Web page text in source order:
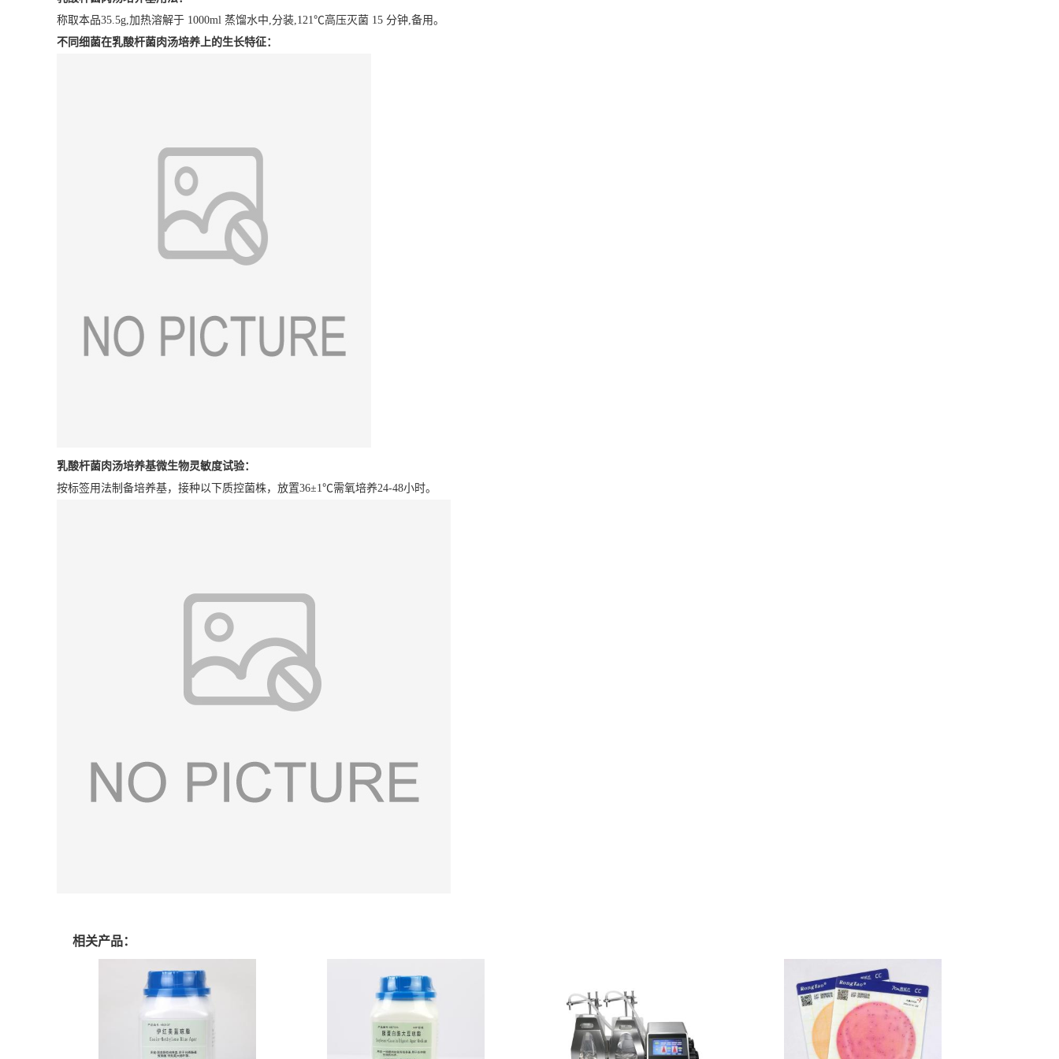
称取本品35.5g,加热溶解于 1000ml 蒸馏水中,分装,121℃高压灭菌 15 分钟,备用。
不同细菌在乳酸杆菌肉汤培养上的生长特征：
乳酸杆菌肉汤培养基微生物灵敏度试验：
按标签用法制备培养基，接种以下质控菌株，放置36±1℃需氧培养24-48小时。
相关产品：